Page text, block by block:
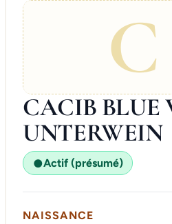
C
CACIB BLUE
UNTERWEIN
●Actif (présumé)
NAISSANCE